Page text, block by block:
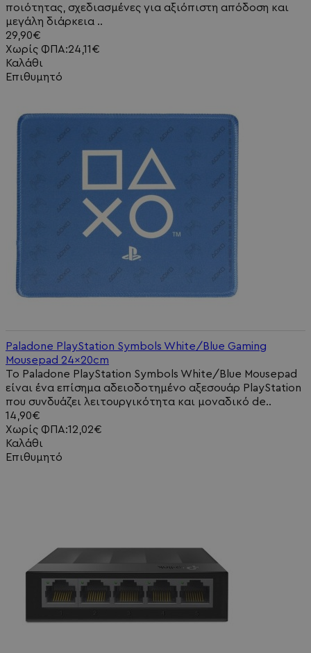
ποιότητας, σχεδιασμένες για αξιόπιστη απόδοση και
μεγάλη διάρκεια ..
29,90€
Χωρίς ΦΠΑ:24,11€
Καλάθι
Επιθυμητό
Paladone PlayStation Symbols White/Blue Gaming
Mousepad 24x20cm
Το Paladone PlayStation Symbols White/Blue Mousepad
είναι ένα επίσημα αδειοδοτημένο αξεσουάρ PlayStation
που συνδυάζει λειτουργικότητα και μοναδικό de..
14,90€
Χωρίς ΦΠΑ:12,02€
Καλάθι
Επιθυμητό